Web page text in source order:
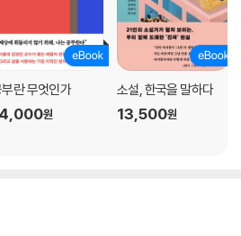
기 위해서는
합리적이라 느껴질 때
갇히지 말기를 기원한다
것이다
권한다
각한다
란 무엇인가
원
소설, 한국을 말하다
13,500원